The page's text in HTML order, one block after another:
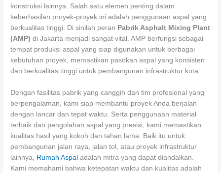
konstruksi lainnya. Salah satu elemen penting dalam
keberhasilan proyek-proyek ini adalah penggunaan aspal yang
berkualitas tinggi. Di sinilah peran Pabrik Asphalt Mixing Plant
(AMP) di Jakarta menjadi sangat vital. AMP berfungsi sebagai
tempat produksi aspal yang siap digunakan untuk berbagai
kebutuhan proyek, memastikan pasokan aspal yang konsisten
dan berkualitas tinggi untuk pembangunan infrastruktur kota.
Dengan fasilitas pabrik yang canggih dan tim profesional yang
berpengalaman, kami siap membantu proyek Anda berjalan
dengan lancar dan tepat waktu. Serta penggunaan material
terbaik dan pengolahan aspal yang presisi, kami memastikan
kualitas hasil yang kokoh dan tahan lama. Baik itu untuk
pembangunan jalan raya, jalan tol, atau proyek infrastruktur
lainnya, Rumah Aspal adalah mitra yang dapat diandalkan.
Kami memahami bahwa ketepatan waktu dan kualitas adalah